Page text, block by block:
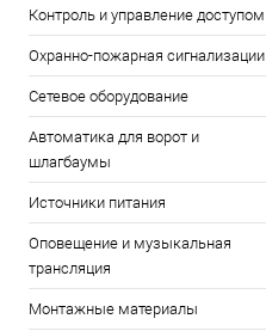
Контроль и управление доступом
Охранно-пожарная сигнализации
Сетевое оборудование
Автоматика для ворот и
шлагбаумы
Источники питания
Оповещение и музыкальная
трансляция
Монтажные материалы